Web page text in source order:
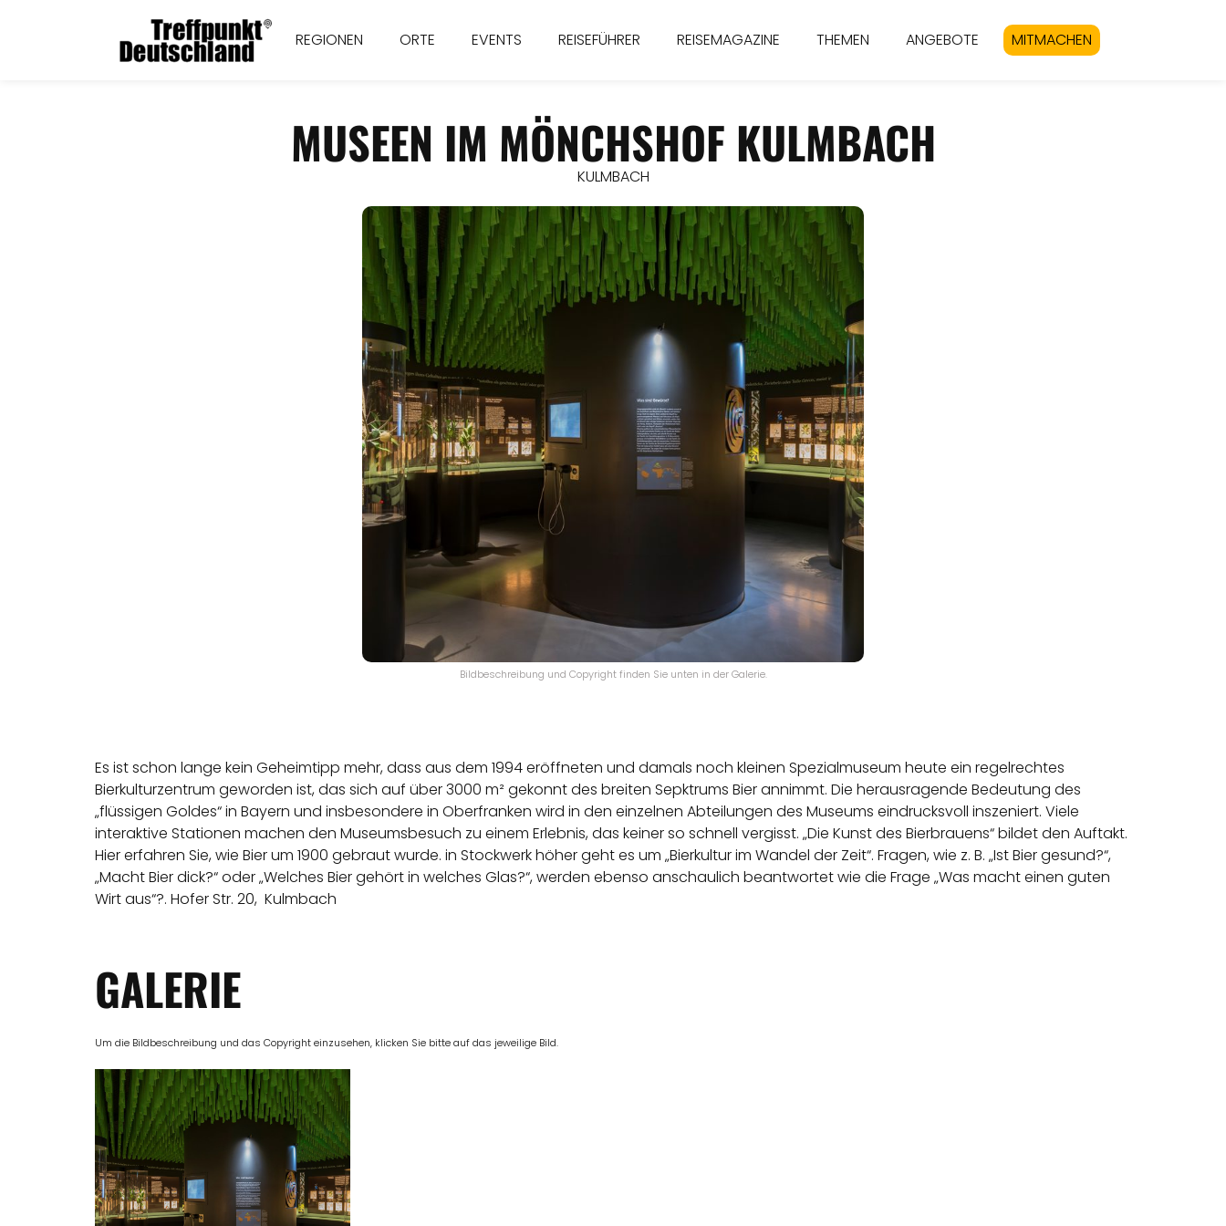
REGIONEN ORTE EVENTS REISEFÜHRER REISEMAGAZINE THEMEN ANGEBOTE MITMACHEN
MUSEEN IM MÖNCHSHOF KULMBACH
KULMBACH
Bildbeschreibung und Copyright finden Sie unten in der Galerie.
Es ist schon lange kein Geheimtipp mehr, dass aus dem 1994 eröffneten und damals noch kleinen Spezialmuseum heute ein regelrechtes
Bierkulturzentrum geworden ist, das sich auf über 3000 m² gekonnt des breiten Sepktrums Bier annimmt. Die herausragende Bedeutung des
„flüssigen Goldes“ in Bayern und insbesondere in Oberfranken wird in den einzelnen Abteilungen des Museums eindrucksvoll inszeniert. Viele
interaktive Stationen machen den Museumsbesuch zu einem Erlebnis, das keiner so schnell vergisst. „Die Kunst des Bierbrauens“ bildet den Auftakt.
Hier erfahren Sie, wie Bier um 1900 gebraut wurde. in Stockwerk höher geht es um „Bierkultur im Wandel der Zeit“. Fragen, wie z. B. „Ist Bier gesund?“,
„Macht Bier dick?“ oder „Welches Bier gehört in welches Glas?“, werden ebenso anschaulich beantwortet wie die Frage „Was macht einen guten
Wirt aus“?. Hofer Str. 20, Kulmbach
GALERIE
Um die Bildbeschreibung und das Copyright einzusehen, klicken Sie bitte auf das jeweilige Bild.